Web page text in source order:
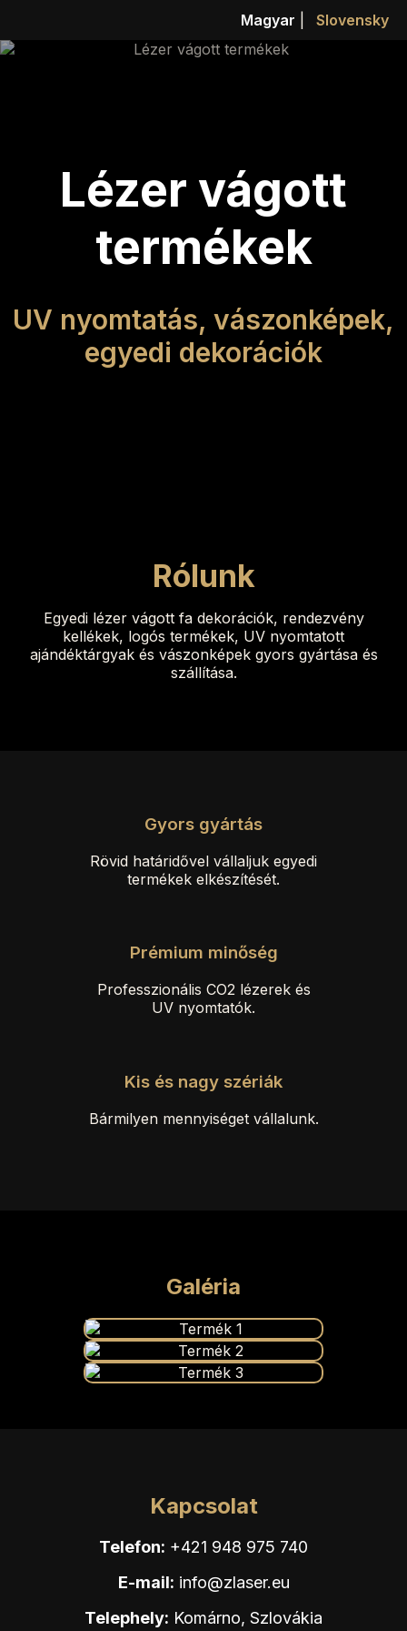
Magyar Slovensky
Lézer vágott
termékek
UV nyomtatás, vászonképek,
egyedi dekorációk
Rólunk
Egyedi lézer vágott fa dekorációk, rendezvény
kellékek, logós termékek, UV nyomtatott
ajándéktárgyak és vászonképek gyors gyártása és
szállítása.
Gyors gyártás
Rövid határidővel vállaljuk egyedi
termékek elkészítését.
Prémium minőség
Professzionális CO2 lézerek és
UV nyomtatók.
Kis és nagy szériák
Bármilyen mennyiséget vállalunk.
Galéria
Kapcsolat
Telefon: +421 948 975 740
E-mail: info@zlaser.eu
Telephely: Komárno, Szlovákia